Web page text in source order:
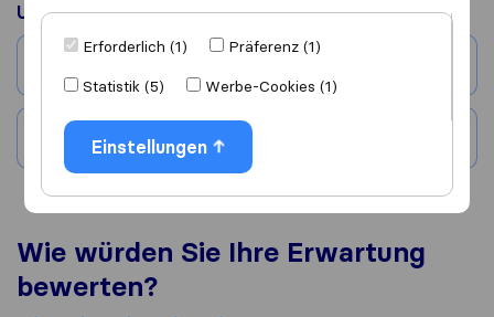
Umgezogen nach
Land
Wie würden Sie Ihre Erwartung
bewerten?
Erforderlich (1)
Präferenz (1)
Statistik (5)
Werbe-Cookies (1)
Einstellungen